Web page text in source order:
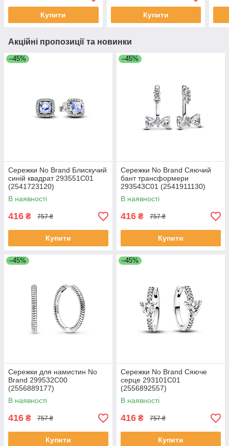
Купити Купити
Акційні пропозиції та новинки
–45%
Сережки No Brand Блискучий
синій квадрат 293551C01
(2541723120)
В наявності
416 ₴ 757 ₴
Купити
–45%
Сережки No Brand Сяючий
бант трансформери
293543C01 (2541911130)
В наявності
416 ₴ 757 ₴
Купити
–45%
Сережки для намистин No
Brand 299532C00
(2556889177)
В наявності
416 ₴ 757 ₴
Купити
–45%
Сережки No Brand Сяюче
серце 293101C01
(2556892557)
В наявності
416 ₴ 757 ₴
Купити